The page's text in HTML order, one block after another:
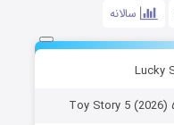
سالانه